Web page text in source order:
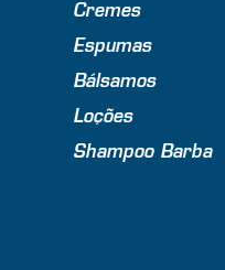
Cremes
Espumas
Bálsamos
Loções
Shampoo Barba